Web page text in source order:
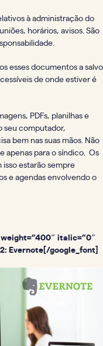
à administração do
horários, avisos. São
esses documentos a salvo
de onde estiver é
PDFs, planilhas e
seu computador,
bem nas suas mãos. Não
apenas para o síndico. Os
estarão sempre
e agendas envolvendo o
weight=”400″ italic=”0″
Evernote[/google_font]